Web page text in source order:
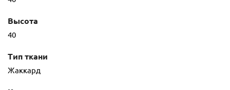
Высота
40
Тип ткани
Жаккард